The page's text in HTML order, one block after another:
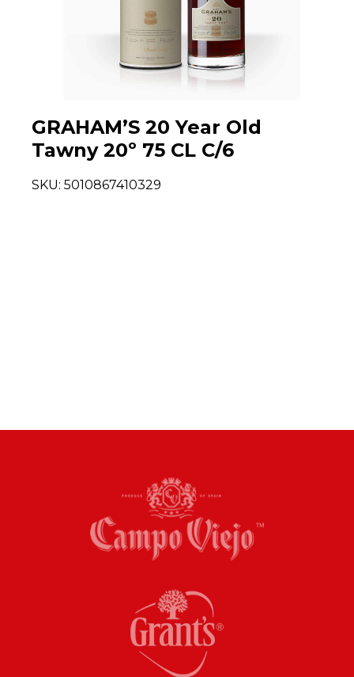
GRAHAM’S 20 Year Old
Tawny 20º 75 CL C/6
SKU: 5010867410329